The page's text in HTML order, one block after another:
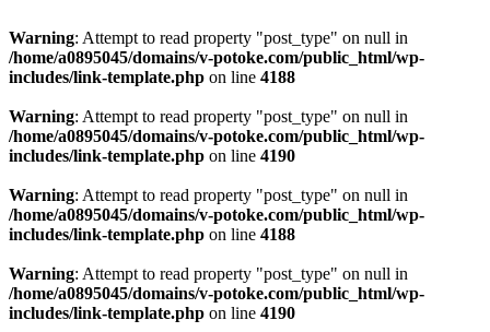
Warning: Attempt to read property "post_type" on null in
/home/a0895045/domains/v-potoke.com/public_html/wp-
includes/link-template.php on line 4188
Warning: Attempt to read property "post_type" on null in
/home/a0895045/domains/v-potoke.com/public_html/wp-
includes/link-template.php on line 4190
Warning: Attempt to read property "post_type" on null in
/home/a0895045/domains/v-potoke.com/public_html/wp-
includes/link-template.php on line 4188
Warning: Attempt to read property "post_type" on null in
/home/a0895045/domains/v-potoke.com/public_html/wp-
includes/link-template.php on line 4190